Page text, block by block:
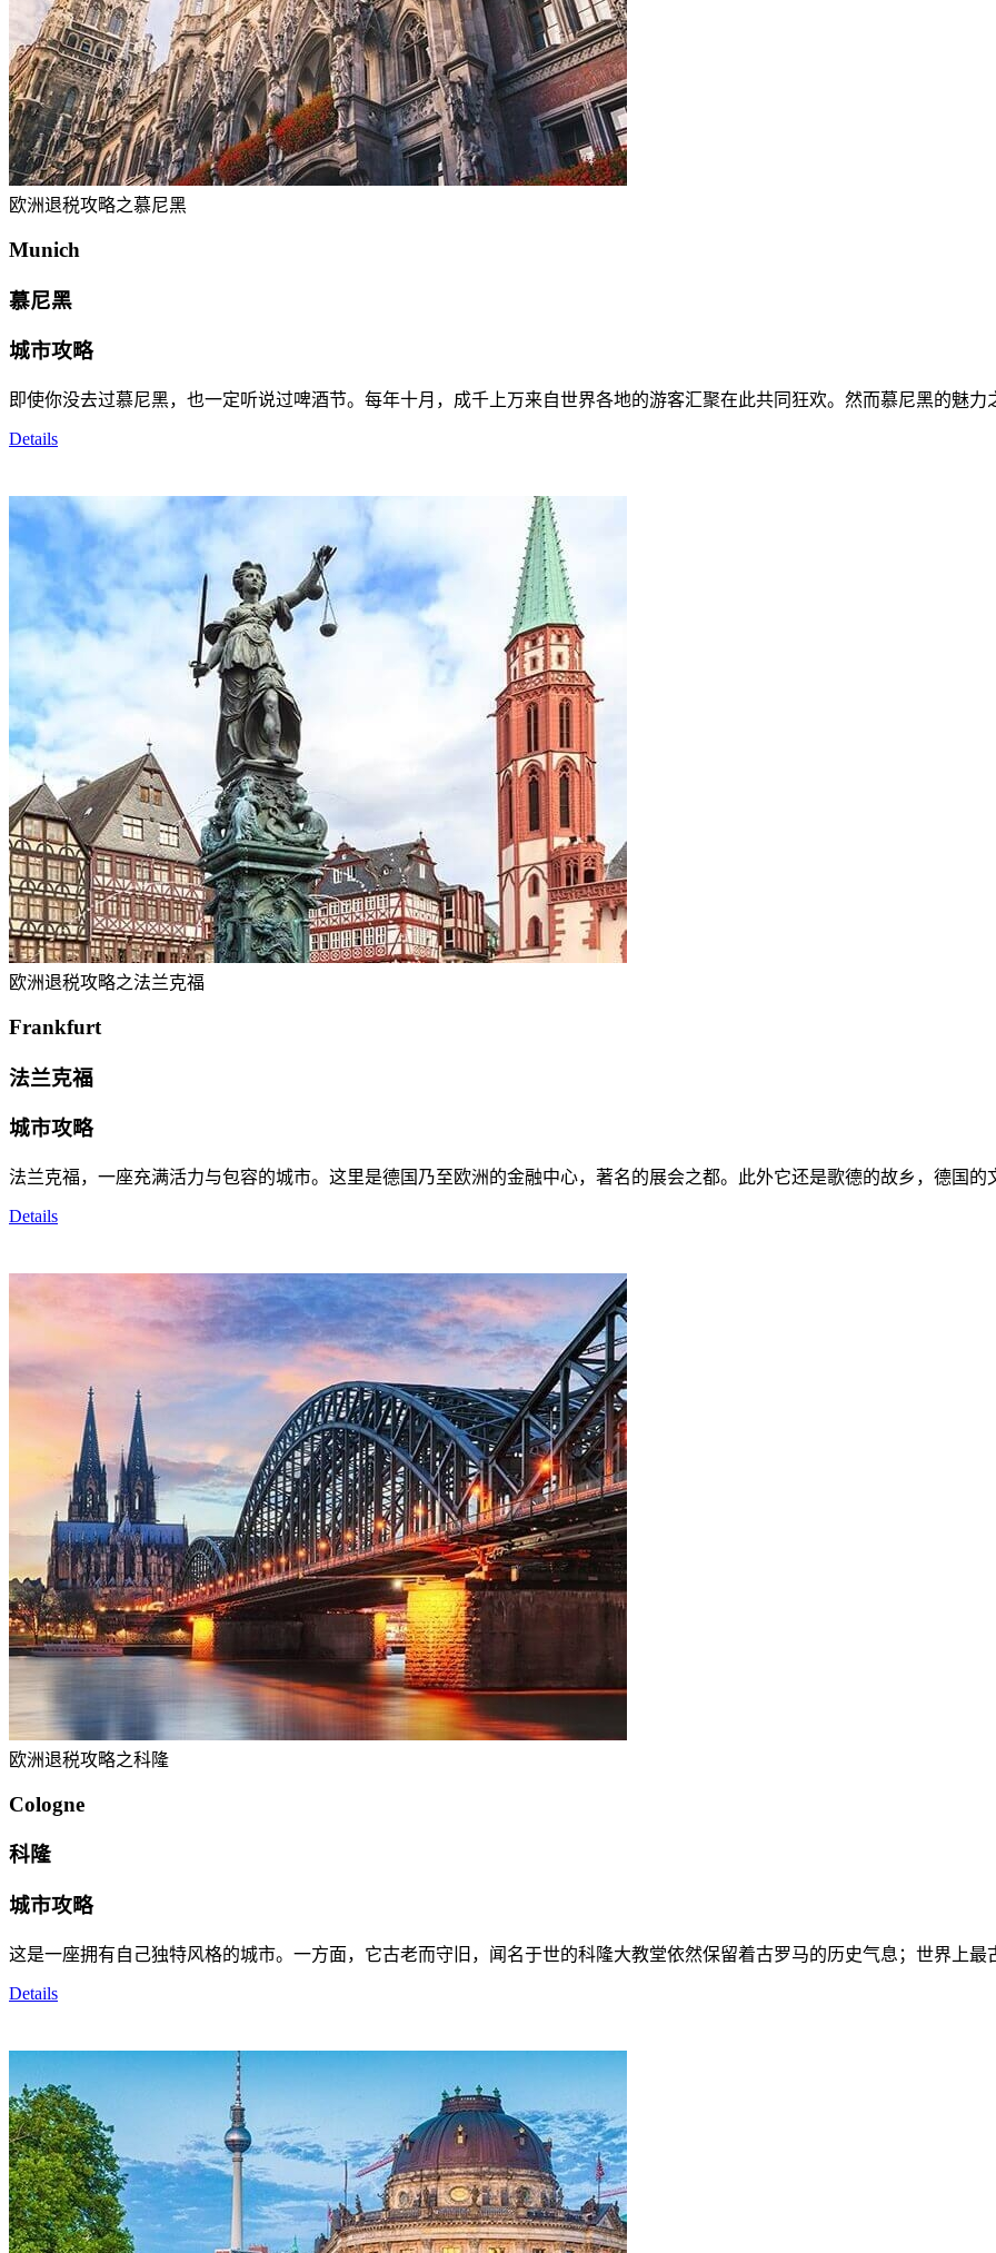
欧洲退税攻略之慕尼黑
Munich
慕尼黑
城市攻略
即使你没去过慕尼黑，也一定听说过啤酒节。每年十月，成千上万来自世界各地的游客汇聚在此共同狂欢。然而慕尼黑的魅
Details
欧洲退税攻略之法兰克福
Frankfurt
法兰克福
城市攻略
法兰克福，一座充满活力与包容的城市。这里是德国乃至欧洲的金融中心，著名的展会之都。此外它还是歌德的故乡，德国
Details
欧洲退税攻略之科隆
Cologne
科隆
城市攻略
这是一座拥有自己独特风格的城市。一方面，它古老而守旧，闻名于世的科隆大教堂依然保留着古罗马的历史气息；世界上
Details